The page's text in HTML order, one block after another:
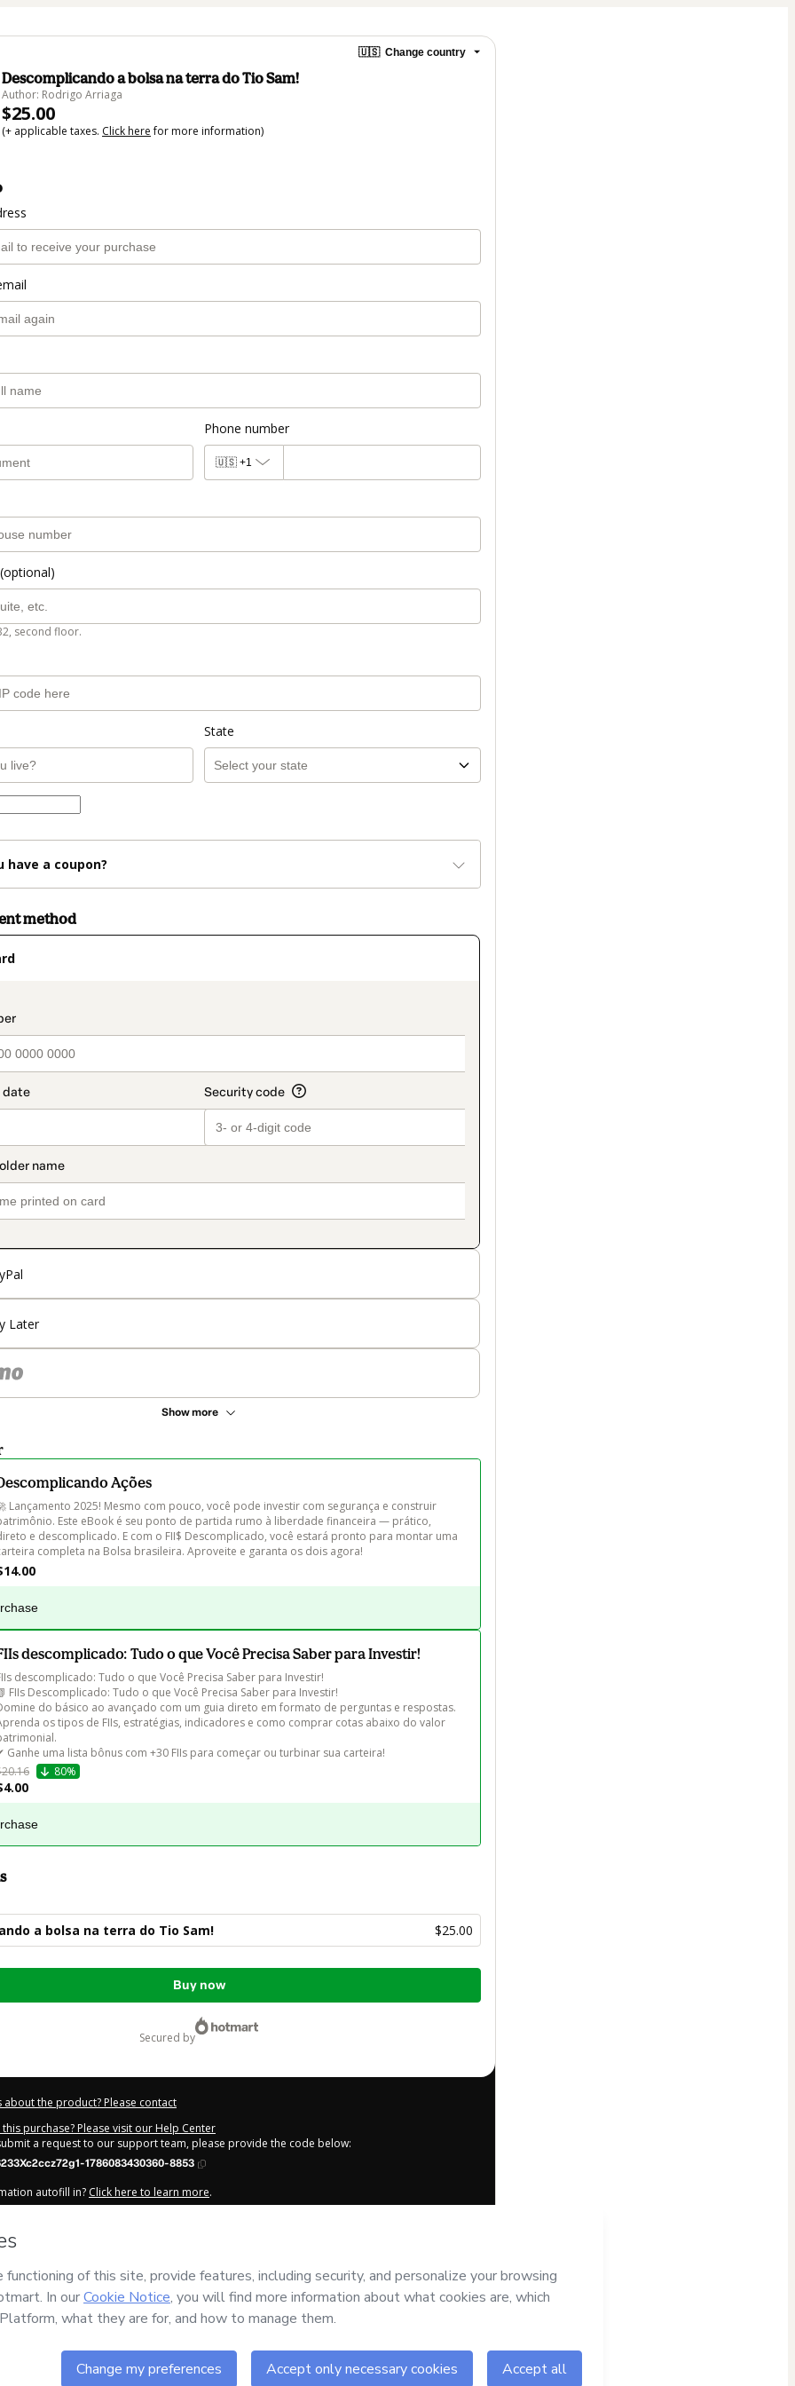
🇺🇸 Change country
Descomplicando a bolsa na terra do Tio Sam!
Author: Rodrigo Arriaga
$25.00
(+ applicable taxes. Click herefor more information)
Phone number
🇺🇸 +1
second floor.
State
have a coupon?
method
Later
Show more
Ações
Lançamento 2025! Mesmo com pouco, você pode investir com segurança e construir
Este eBook é seu ponto de partida rumo à liberdade financeira — prático,
e descomplicado. E com o FII$ Descomplicado, você estará pronto para montar uma
completa na Bolsa brasileira. Aproveite e garanta os dois agora!
descomplicado: Tudo o que Você Precisa Saber para Investir!
descomplicado: Tudo o que Você Precisa Saber para Investir!
FIIs Descomplicado: Tudo o que Você Precisa Saber para Investir!
do básico ao avançado com um guia direto em formato de perguntas e respostas.
os tipos de FIIs, estratégias, indicadores e como comprar cotas abaixo do valor
Ganhe uma lista bônus com +30 FIIs para começar ou turbinar sua carteira!
80%
a bolsa na terra do Tio Sam! $25.00
Buy now
secured by
about the product? Please contact
purchase? Please visit our Help Center
a request to our support team, please provide the code below:
1786083430360-8853
autofill in? Click here to learn more.
no responsibility for the content and/or control over it; (ii) agree to Hotmart’s
your purchase
here
- All rights reserved